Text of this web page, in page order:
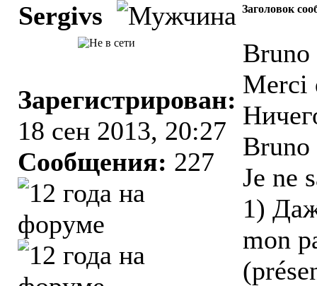
Sergivs Заголовок
Зарегистрирован:
18 сен 2013, 20:27
Сообщения: 227
Bruno
Merci
Bruno
Je ne
1)
mon